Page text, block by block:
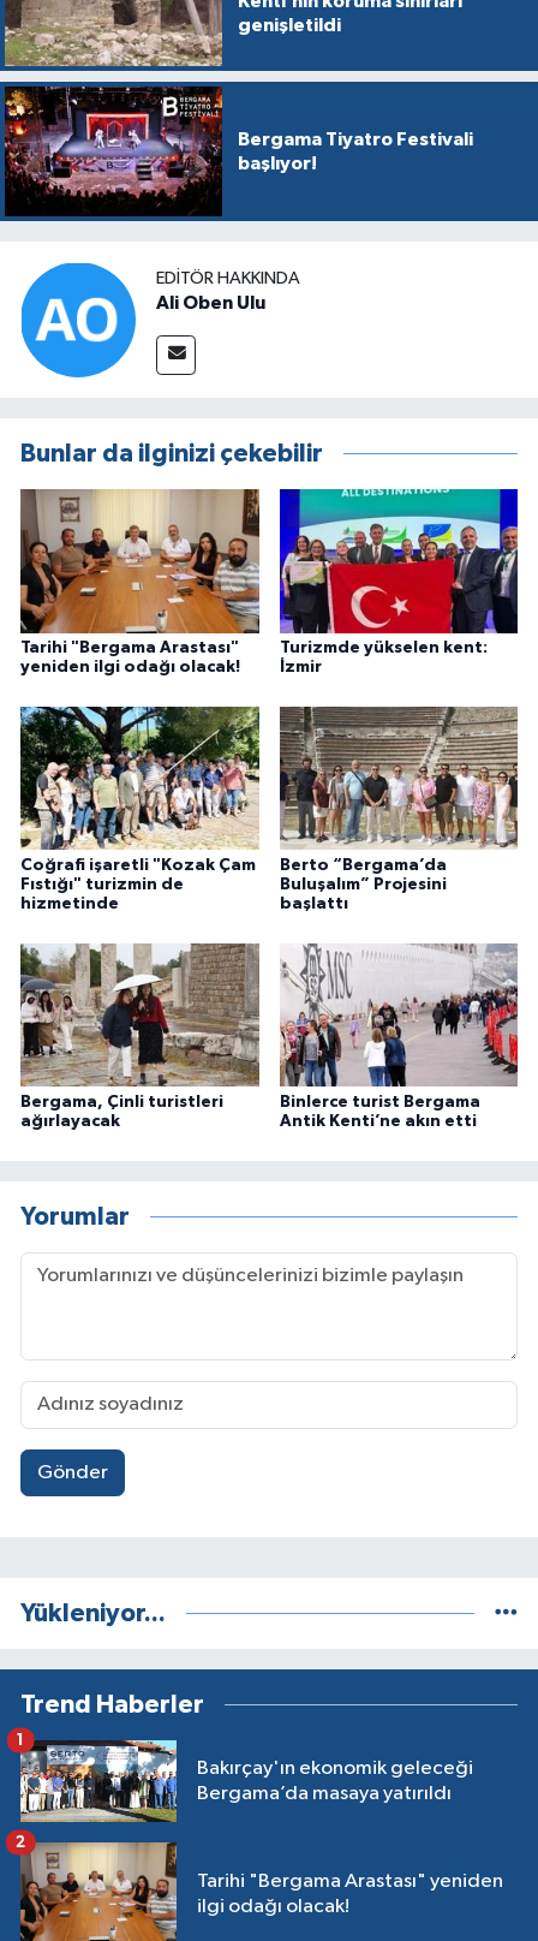
genişletildi
Bergama Tiyatro Festivali
başlıyor!
EDITÖR HAKKINDA
Ali Oben Ulu
Bunlar da ilginizi çekebilir
Tarihi "Bergama Arastası"
yeniden ilgi odağı olacak!
Turizmde yükselen kent:
İzmir
Coğrafi işaretli "Kozak Çam
Fıstığı" turizmin de
hizmetinde
Berto “Bergama’da
Buluşalım” Projesini
başlattı
Bergama, Çinli turistleri
ağırlayacak
Binlerce turist Bergama
Antik Kenti’ne akın etti
Yorumlar
Gönder
Yükleniyor...
Trend Haberler
Bakırçay'ın ekonomik geleceği
Bergama’da masaya yatırıldı
1
Tarihi "Bergama Arastası" yeniden
ilgi odağı olacak!
2